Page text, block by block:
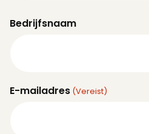
Bedrijfsnaam
E-mailadres (Vereist)